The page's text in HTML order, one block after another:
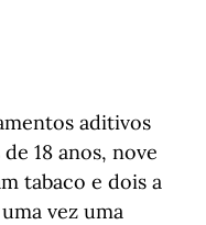
aditivos
18 anos, nove
tabaco e dois a
vez uma